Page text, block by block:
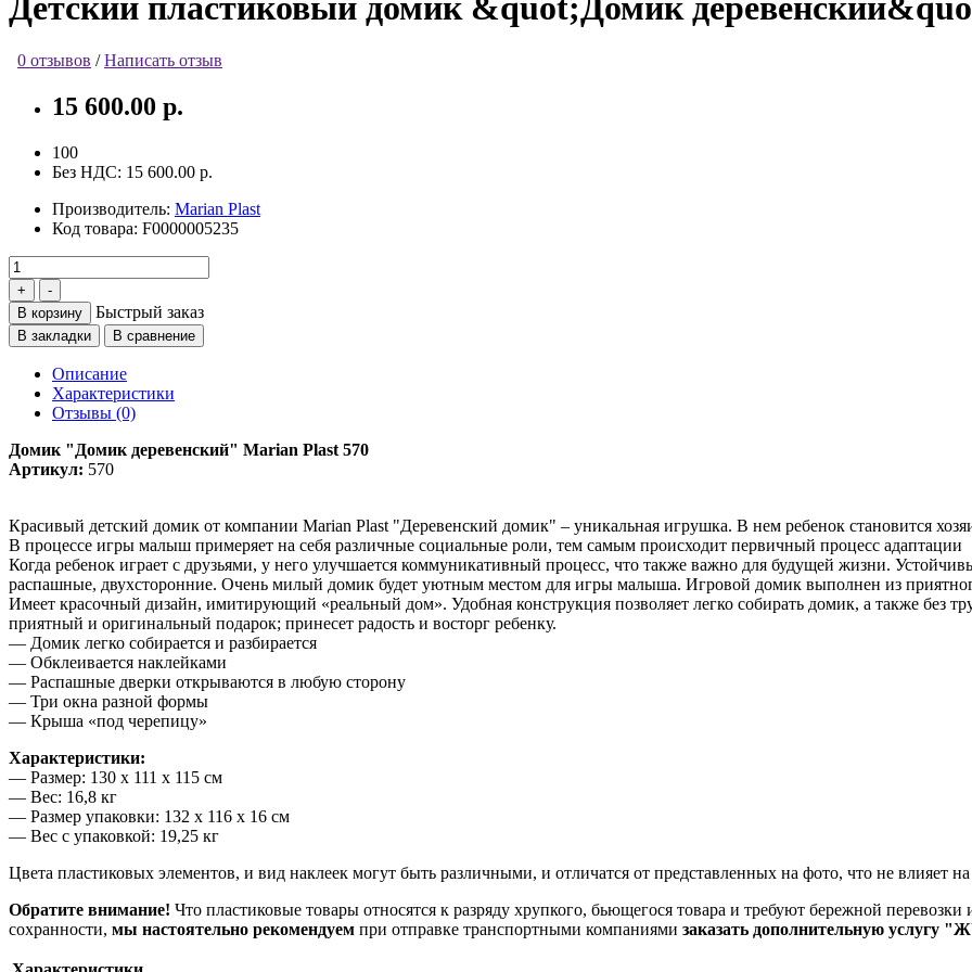
0 отзывов /Написать отзыв
15 600.00 р.
100
Без НДС: 15 600.00 р.
Производитель: Marian Plast
Код товара: F0000005235
В корзину Быстрый заказ
В закладки В сравнение
Описание
Характеристики
Отзывы (0)
Домик "Домик деревенский" Marian Plast 570
Артикул: 570
Красивый детский домик от компании Marian Plast "Деревенский домик" – уникальная игрушка. В нем ребенок становится
В процессе игры малыш примеряет на себя различные социальные роли, тем самым происходит первичный процесс адаптации
Когда ребенок играет с друзьями, у него улучшается коммуникативный процесс, что также важно для будущей жизни.
распашные, двухсторонние. Очень милый домик будет уютным местом для игры малыша. Игровой домик выполнен из
Имеет красочный дизайн, имитирующий «реальный дом». Удобная конструкция позволяет легко собирать домик, а также без
приятный и оригинальный подарок; принесет радость и восторг ребенку.
— Домик легко собирается и разбирается
— Обклеивается наклейками
— Распашные дверки открываются в любую сторону
— Три окна разной формы
— Крыша «под черепицу»
Характеристики:
— Размер: 130 x 111 x 115 см
— Вес: 16,8 кг
— Размер упаковки: 132 х 116 х 16 см
— Вес с упаковкой: 19,25 кг
Цвета пластиковых элементов, и вид наклеек могут быть различными, и отличатся от представленных на фото, что не влияет
Обратите внимание! Что пластиковые товары относятся к разряду хрупкого, бьющегося товара и требуют бережной
сохранности, мы настоятельно рекомендуем при отправке транспортными компаниями заказать дополнительную услугу